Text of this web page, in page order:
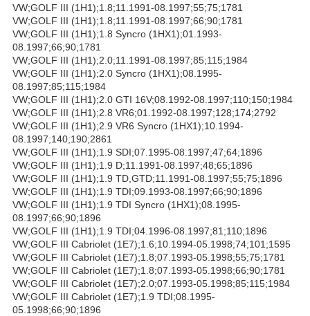
VW;GOLF III (1H1);1.8;11.1991-08.1997;55;75;1781
VW;GOLF III (1H1);1.8;11.1991-08.1997;66;90;1781
VW;GOLF III (1H1);1.8 Syncro (1HX1);01.1993-
08.1997;66;90;1781
VW;GOLF III (1H1);2.0;11.1991-08.1997;85;115;1984
VW;GOLF III (1H1);2.0 Syncro (1HX1);08.1995-
08.1997;85;115;1984
VW;GOLF III (1H1);2.0 GTI 16V;08.1992-08.1997;110;150;1984
VW;GOLF III (1H1);2.8 VR6;01.1992-08.1997;128;174;2792
VW;GOLF III (1H1);2.9 VR6 Syncro (1HX1);10.1994-
08.1997;140;190;2861
VW;GOLF III (1H1);1.9 SDI;07.1995-08.1997;47;64;1896
VW;GOLF III (1H1);1.9 D;11.1991-08.1997;48;65;1896
VW;GOLF III (1H1);1.9 TD,GTD;11.1991-08.1997;55;75;1896
VW;GOLF III (1H1);1.9 TDI;09.1993-08.1997;66;90;1896
VW;GOLF III (1H1);1.9 TDI Syncro (1HX1);08.1995-
08.1997;66;90;1896
VW;GOLF III (1H1);1.9 TDI;04.1996-08.1997;81;110;1896
VW;GOLF III Cabriolet (1E7);1.6;10.1994-05.1998;74;101;1595
VW;GOLF III Cabriolet (1E7);1.8;07.1993-05.1998;55;75;1781
VW;GOLF III Cabriolet (1E7);1.8;07.1993-05.1998;66;90;1781
VW;GOLF III Cabriolet (1E7);2.0;07.1993-05.1998;85;115;1984
VW;GOLF III Cabriolet (1E7);1.9 TDI;08.1995-
05.1998;66;90;1896